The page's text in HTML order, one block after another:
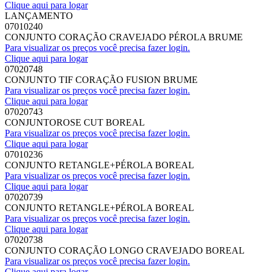
Clique aqui para logar
LANÇAMENTO
07010240
CONJUNTO CORAÇÃO CRAVEJADO PÉROLA BRUME
Para visualizar os preços você precisa fazer login.
Clique aqui para logar
07020748
CONJUNTO TIF CORAÇÃO FUSION BRUME
Para visualizar os preços você precisa fazer login.
Clique aqui para logar
07020743
CONJUNTOROSE CUT BOREAL
Para visualizar os preços você precisa fazer login.
Clique aqui para logar
07010236
CONJUNTO RETANGLE+PÉROLA BOREAL
Para visualizar os preços você precisa fazer login.
Clique aqui para logar
07020739
CONJUNTO RETANGLE+PÉROLA BOREAL
Para visualizar os preços você precisa fazer login.
Clique aqui para logar
07020738
CONJUNTO CORAÇÃO LONGO CRAVEJADO BOREAL
Para visualizar os preços você precisa fazer login.